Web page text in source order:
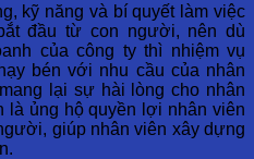
kỹ năng và bí quyết làm việc
đầu từ con người, nên dù
của công ty thì nhiệm vụ
bén với nhu cầu của nhân
lại sự hài lòng cho nhân
là ủng hộ quyền lợi nhân viên
giúp nhân viên xây dựng